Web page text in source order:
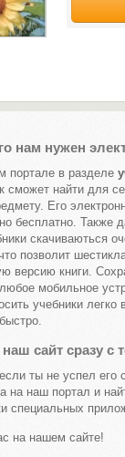
нам нужен
портале в разделе
сможет найти для
Его
бесплатно. Также
скачиваються
позволит
версию книги.
мобильное
учебники
сайт сразу с
ты не успел его
на наш портал и
специальных
на нашем сайте!